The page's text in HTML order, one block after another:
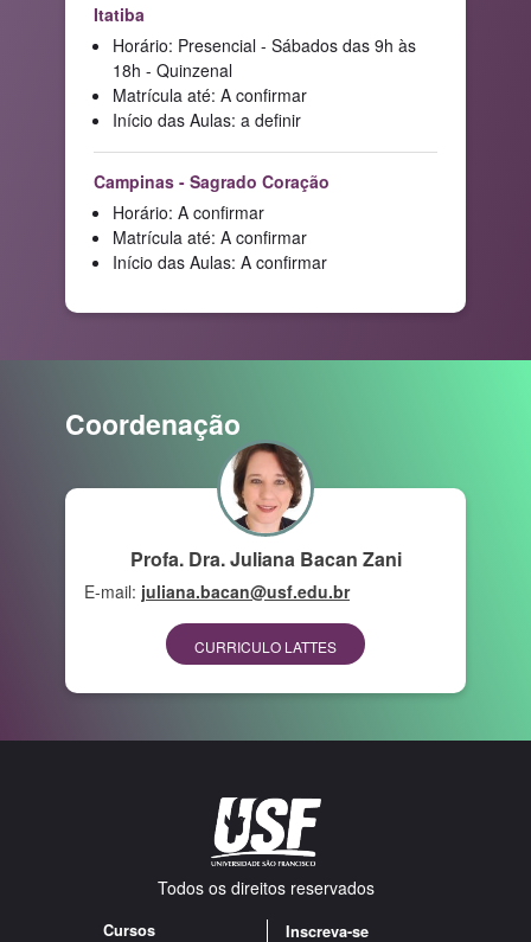
Itatiba
Horário: Presencial - Sábados das 9h às
18h - Quinzenal
Matrícula até: A confirmar
Início das Aulas: a definir
Campinas - Sagrado Coração
Horário: A confirmar
Matrícula até: A confirmar
Início das Aulas: A confirmar
Coordenação
Profa. Dra. Juliana Bacan Zani
E-mail: juliana.bacan@usf.edu.br
CURRICULO LATTES
Todos os direitos reservados
Cursos Inscreva-se